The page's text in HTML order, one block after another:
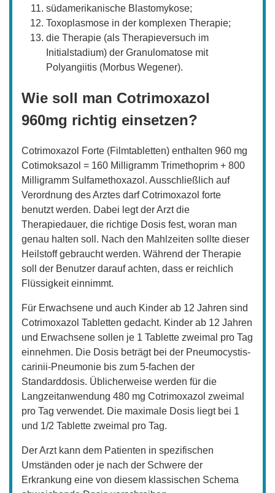
südamerikanische Blastomykose;
Toxoplasmose in der komplexen Therapie;
die Therapie (als Therapieversuch im
Initialstadium) der Granulomatose mit
Polyangiitis (Morbus Wegener).
Wie soll man Cotrimoxazol
960mg richtig einsetzen?
Cotrimoxazol Forte (Filmtabletten) enthalten 960 mg
Cotimoksazol = 160 Milligramm Trimethoprim + 800
Milligramm Sulfamethoxazol. Ausschließlich auf
Verordnung des Arztes darf Cotrimoxazol forte
benutzt werden. Dabei legt der Arzt die
Therapiedauer, die richtige Dosis fest, woran man
genau halten soll. Nach den Mahlzeiten sollte dieser
Heilstoff gebraucht werden. Während der Therapie
soll der Benutzer darauf achten, dass er reichlich
Flüssigkeit einnimmt.
Für Erwachsene und auch Kinder ab 12 Jahren sind
Cotrimoxazol Tabletten gedacht. Kinder ab 12 Jahren
und Erwachsene sollen je 1 Tablette zweimal pro Tag
einnehmen. Die Dosis beträgt bei der Pneumocystis-
carinii-Pneumonie bis zum 5-fachen der
Standarddosis. Üblicherweise werden für die
Langzeitanwendung 480 mg Cotrimoxazol zweimal
pro Tag verwendet. Die maximale Dosis liegt bei 1
und 1/2 Tablette zweimal pro Tag.
Der Arzt kann dem Patienten in spezifischen
Umständen oder je nach der Schwere der
Erkrankung eine von diesem klassischen Schema